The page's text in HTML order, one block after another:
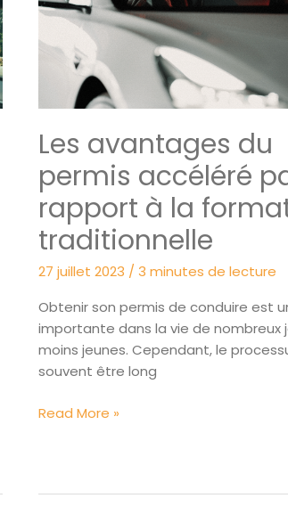
d’examen
route
ma
région
Les avantages du
permis accéléré
rapport à la
traditionnelle
27 juillet 2023 / 3 minutes de lecture
Obtenir son permis de conduire est
importante dans la vie de nombreux
moins jeunes. Cependant, le
souvent être long
Les
accéléré
Read More »